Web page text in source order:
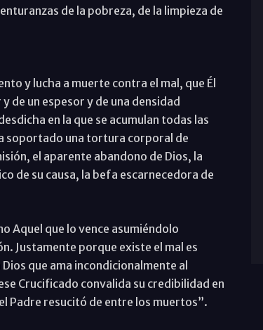
de la pobreza, de la limpieza de
y lucha a muerte contra el mal, que Él
un espesor y de una densidad
en la que se acumulan todas las
soportado una tortura corporal de
el aparente abandono de Dios, la
de su causa, la befa escarnecedora de
Aquel que lo vence asumiéndolo
Justamente porque existe el mal es
que ama incondicionalmente al
Crucificado convalida su credibilidad en
Padre resucitó de entre los muertos”.